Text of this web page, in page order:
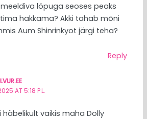
lõpuga seoses peaks
hakkama? Äkki tahab mõni
Aum Shinrinkyot järgi teha?
Reply
AT 5:18 P.L.
häbelikult vaikis maha Dolly